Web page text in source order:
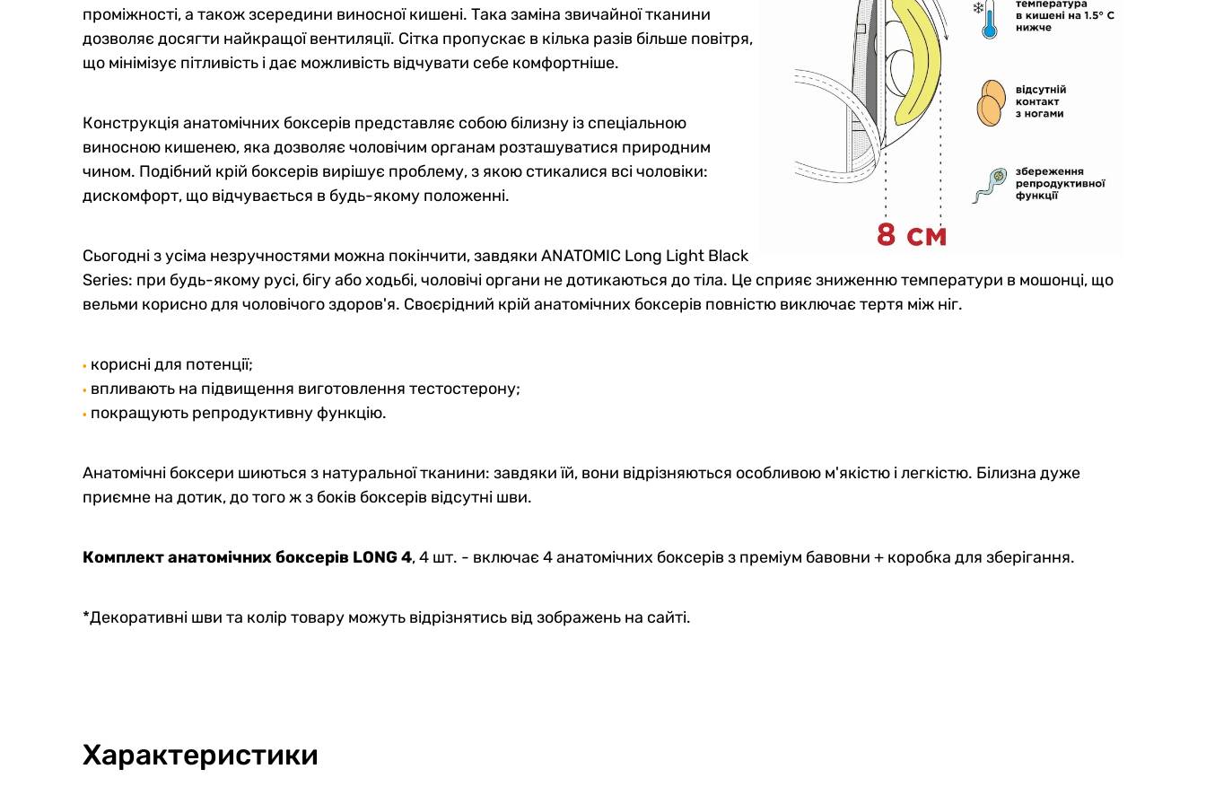
проміжності, а також зсередини виносної кишені. Така заміна звичайної тканини
дозволяє досягти найкращої вентиляції. Сітка пропускає в кілька разів більше повітря,
що мінімізує пітливість і дає можливість відчувати себе комфортніше.
Конструкція анатомічних боксерів представляє собою білизну із спеціальною
виносною кишенею, яка дозволяє чоловічим органам розташуватися природним
чином. Подібний крій боксерів вирішує проблему, з якою стикалися всі чоловіки:
дискомфорт, що відчувається в будь-якому положенні.
Сьогодні з усіма незручностями можна покінчити, завдяки ANATOMIC Long Light Black
Series: при будь-якому русі, бігу або ходьбі, чоловічі органи не дотикаються до тіла. Це сприяє зниженню температури в мошонці, що
вельми корисно для чоловічого здоров'я. Своєрідний крій анатомічних боксерів повністю виключає тертя між ніг.
• корисні для потенції;
• впливають на підвищення виготовлення тестостерону;
• покращують репродуктивну функцію.
Анатомічні боксери шиються з натуральної тканини: завдяки їй, вони відрізняються особливою м'якістю і легкістю. Білизна дуже
приємне на дотик, до того ж з боків боксерів відсутні шви.
Комплект анатомічних боксерів LONG 4, 4 шт. - включає 4 анатомічних боксерів з преміум бавовни + коробка для зберігання.
*Декоративні шви та колір товару можуть відрізнятись від зображень на сайті.
Характеристики